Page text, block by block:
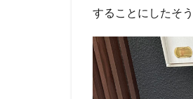
することにしたそ